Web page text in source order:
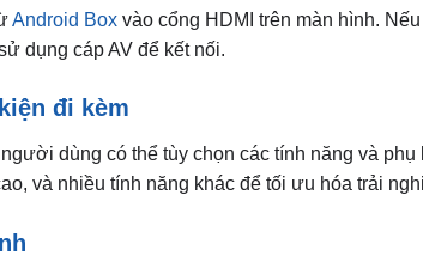
Android Boxvào cổng HDMI trên màn hình.
dụng cáp AV để kết nối.
đi kèm
dùng có thể tùy chọn các tính năng và
và nhiều tính năng khác để tối ưu hóa trải